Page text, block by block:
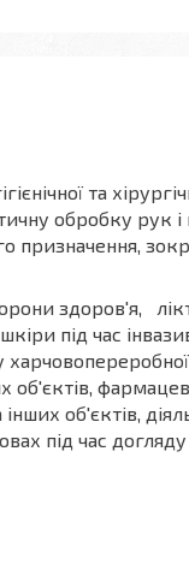
та
обробку рук
призначення,
здоров'я,
під час
харчовопереробної
об'єктів,
об'єктів,
під час